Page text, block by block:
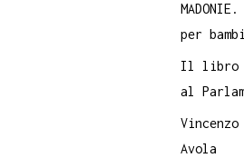
per
Il libro
al
Avola